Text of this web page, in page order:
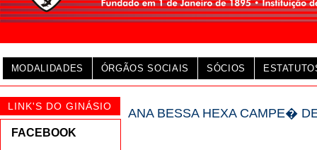
MODALIDADES ÓRGÃOS SOCIAIS SÓCIOS
LINK'S DO GINÁSIO
FACEBOOK
ANA BESSA HEXA CAMPE�